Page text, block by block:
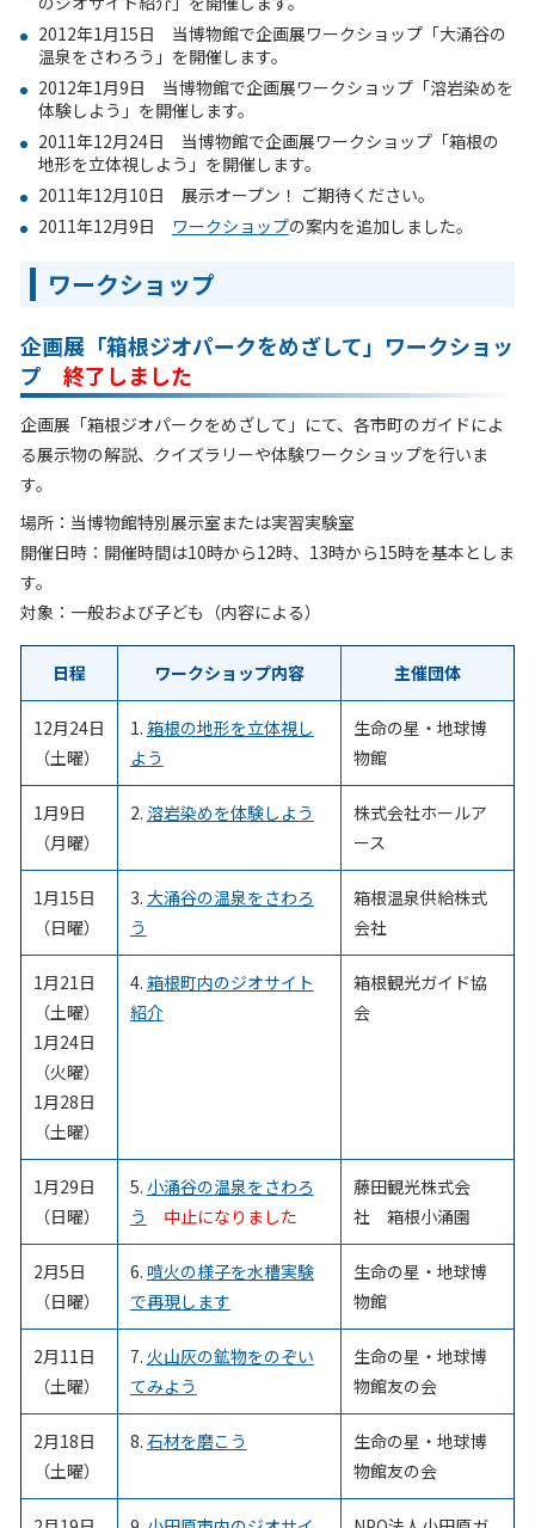
2012年1月15日 当博物館で企画展ワークショップ「大涌谷の
温泉をさわろう」を開催します。
2012年1月9日 当博物館で企画展ワークショップ「溶岩染めを
体験しよう」を開催します。
2011年12月24日 当博物館で企画展ワークショップ「箱根の
地形を立体視しよう」を開催します。
2011年12月10日 展示オープン！ ご期待ください。
2011年12月9日 ワークショップの案内を追加しました。
ワークショップ
企画展「箱根ジオパークをめざして」ワークショッ
プ 終了しました
企画展「箱根ジオパークをめざして」にて、各市町のガイドによ
る展示物の解説、クイズラリーや体験ワークショップを行いま
す。
場所：当博物館特別展示室または実習実験室
開催日時：開催時間は10時から12時、13時から15時を基本としま
す。
対象：一般および子ども（内容による）
日程 ワークショップ内容 主催団体
12月24日
（土曜）
1. 箱根の地形を立体視し
よう
生命の星・地球博
物館
1月9日
（月曜）
2. 溶岩染めを体験しよう
株式会社ホールア
ース
1月15日
（日曜）
3. 大涌谷の温泉をさわろ
う
箱根温泉供給株式
会社
1月21日
（土曜）
1月24日
（火曜）
1月28日
（土曜）
4. 箱根町内のジオサイト
紹介
箱根観光ガイド協
会
1月29日
（日曜）
5. 小涌谷の温泉をさわろ
う
中止になりました
藤田観光株式会
社 箱根小涌園
2月5日
（日曜）
6. 噴火の様子を水槽実験
で再現します
生命の星・地球博
物館
2月11日
（土曜）
7. 火山灰の鉱物をのぞい
てみよう
生命の星・地球博
物館友の会
2月18日
（土曜）
8. 石材を磨こう
生命の星・地球博
物館友の会